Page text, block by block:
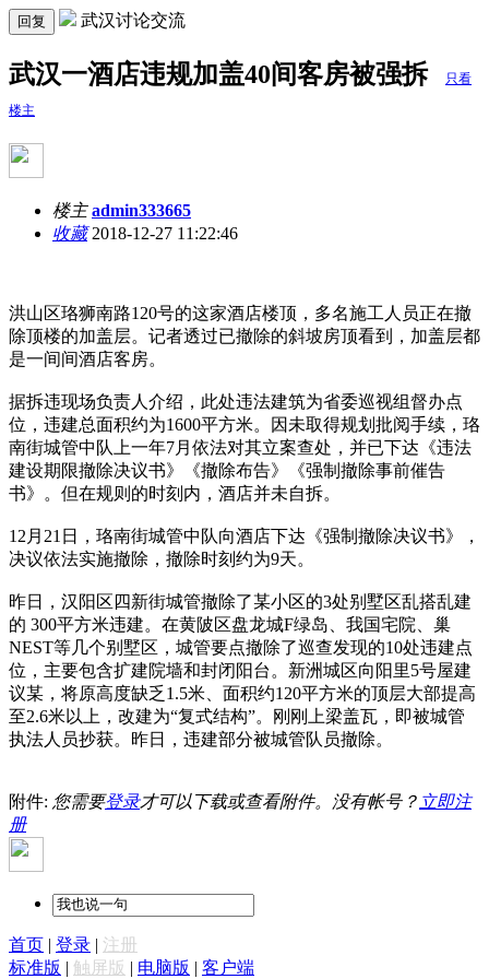
回复 武汉讨论交流
武汉一酒店违规加盖40间客房被强拆 只看
楼主
楼主 admin333665
收藏2018-12-27 11:22:46
洪山区珞狮南路120号的这家酒店楼顶，多名施工人员正在撤
除顶楼的加盖层。记者透过已撤除的斜坡房顶看到，加盖层都
是一间间酒店客房。
据拆违现场负责人介绍，此处违法建筑为省委巡视组督办点
位，违建总面积约为1600平方米。因未取得规划批阅手续，珞
南街城管中队上一年7月依法对其立案查处，并已下达《违法
建设期限撤除决议书》《撤除布告》《强制撤除事前催告
书》。但在规则的时刻内，酒店并未自拆。
12月21日，珞南街城管中队向酒店下达《强制撤除决议书》，
决议依法实施撤除，撤除时刻约为9天。
昨日，汉阳区四新街城管撤除了某小区的3处别墅区乱搭乱建
的 300平方米违建。在黄陂区盘龙城F绿岛、我国宅院、巢
NEST等几个别墅区，城管要点撤除了巡查发现的10处违建点
位，主要包含扩建院墙和封闭阳台。新洲城区向阳里5号屋建
议某，将原高度缺乏1.5米、面积约120平方米的顶层大部提高
至2.6米以上，改建为“复式结构”。刚刚上梁盖瓦，即被城管
执法人员抄获。昨日，违建部分被城管队员撤除。
附件: 您需要登录才可以下载或查看附件。没有帐号？ 立即注
册
首页 | 登录 | 注册
标准版 | 触屏版 | 电脑版 | 客户端